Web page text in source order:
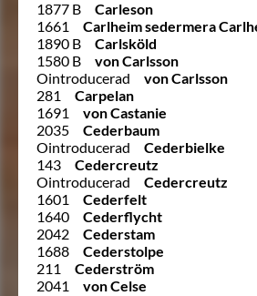
1877 B
Carleson
1661
Carlheim sedermera
1890 B
Carlsköld
1580 B
von Carlsson
Ointroducerad
von Carlsson
281
Carpelan
1691
von Castanie
2035
Cederbaum
Ointroducerad
Cederbielke
143
Cedercreutz
Ointroducerad
Cedercreutz
1601
Cederfelt
1640
Cederflycht
2042
Cederstam
1688
Cederstolpe
211
Cederström
2041
von Celse